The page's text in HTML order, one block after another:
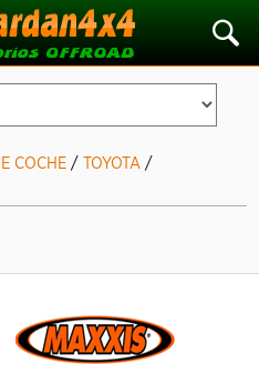
COCHE / TOYOTA /